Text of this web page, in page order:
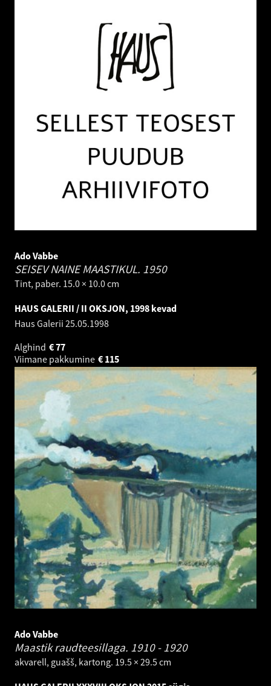
Ado Vabbe
SEISEV NAINE MAASTIKUL. 1950
Tint, paber. 15.0 × 10.0 cm
HAUS GALERII / II OKSJON, 1998 kevad
Haus Galerii 25.05.1998
Alghind
77
€
Viimane pakkumine
115
€
Ado Vabbe
Maastik raudteesillaga. 1910 - 1920
akvarell, guašš, kartong. 19.5 × 29.5 cm